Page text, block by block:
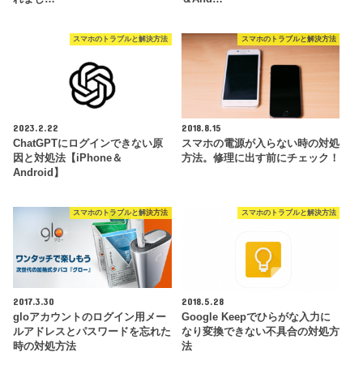
スマホのトラブルと解決方法
2023.2.22
ChatGPTにログインできない原
因と対処法【iPhone＆
Android】
スマホのトラブルと解決方法
2018.8.15
スマホの電源が入らない時の対処
方法。修理に出す前にチェック！
スマホのトラブルと解決方法
2017.3.30
gloアカウントのログイン用メー
ルアドレスとパスワードを忘れた
時の対処方法
スマホのトラブルと解決方法
2018.5.28
Google Keepでひらがな入力に
なり変換できない不具合の対処方
法